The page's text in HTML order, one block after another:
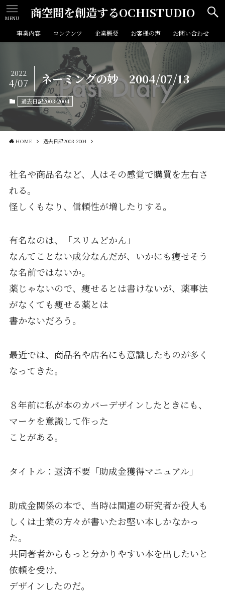
商空間を創造するOCHISTUDIO
MENU
事業内容 コンテンツ 企業概要 お客様の声 お問い合わせ
ネーミングの妙 2004/07/13
2022
4/07
過去日記2003-2004
HOME 過去日記2003-2004
社名や商品名など、人はその感覚で購買を左右さ
れる。
怪しくもなり、信頼性が増したりする。
有名なのは、「スリムどかん」
なんてことない成分なんだが、いかにも痩せそう
な名前ではないか。
薬じゃないので、痩せるとは書けないが、薬事法
がなくても痩せる薬とは
書かないだろう。
最近では、商品名や店名にも意識したものが多く
なってきた。
８年前に私が本のカバーデザインしたときにも、
マーケを意識して作った
ことがある。
タイトル：返済不要「助成金獲得マニュアル」
助成金関係の本で、当時は関連の研究者か役人も
しくは士業の方々が書いたお堅い本しかなかっ
た。
共同著者からもっと分かりやすい本を出したいと
依頼を受け、
デザインしたのだ。